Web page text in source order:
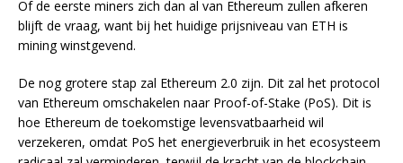
Of de eerste miners zich dan al van Ethereum zullen afkeren
blijft de vraag, want bij het huidige prijsniveau van ETH is
mining winstgevend.
De nog grotere stap zal Ethereum 2.0 zijn. Dit zal het protocol
van Ethereum omschakelen naar Proof-of-Stake (PoS). Dit is
hoe Ethereum de toekomstige levensvatbaarheid wil
verzekeren, omdat PoS het energieverbruik in het ecosysteem